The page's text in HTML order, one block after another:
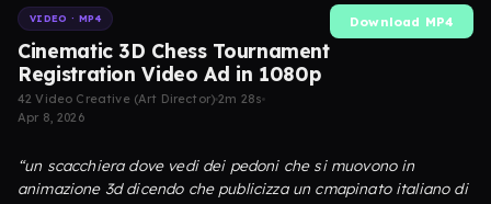
VIDEO · MP4
Cinematic 3D Chess Tournament
Registration Video Ad in 1080p
42 Video Creative (Art Director) 2m 28s
Apr 8, 2026
Download MP4
“un scacchiera dove vedi dei pedoni che si muovono in
animazione 3d dicendo che publicizza un cmapinato italiano di